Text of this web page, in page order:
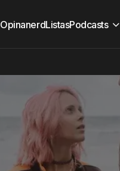
OpinanerdListasPodcasts